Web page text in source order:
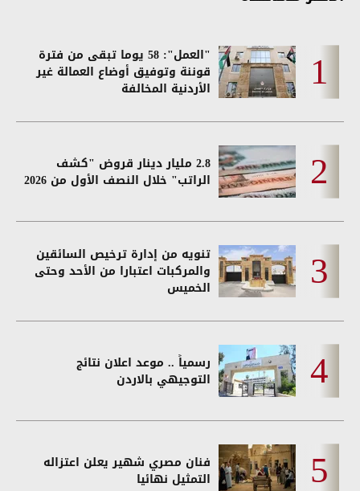
"العمل": 58 يوما تبقى من فترة
قوننة وتوفيق أوضاع العمالة غير
الأردنية المخالفة
2.8 مليار دينار قروض "كشف
الراتب" خلال النصف الأول من 2026
تنويه من إدارة ترخيص السائقين
والمركبات اعتبارا من الأحد وحتى
الخميس
رسمياً .. موعد اعلان نتائج
التوجيهي بالاردن
فنان مصري شهير يعلن اعتزاله
التمثيل نهائيا